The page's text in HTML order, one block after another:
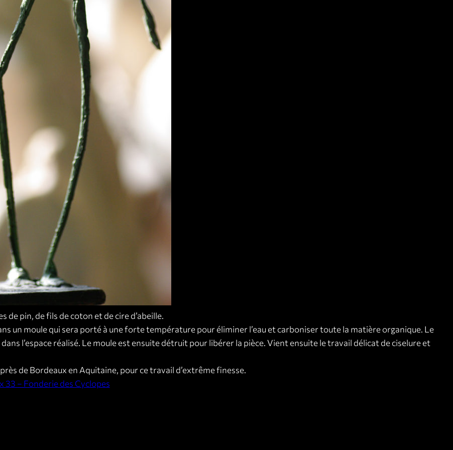
de pin, de fils de coton et de cire d’abeille.
un moule qui sera porté à une forte température pour éliminer l’eau et carboniser toute la matière organique. Le
l’espace réalisé. Le moule est ensuite détruit pour libérer la pièce. Vient ensuite le travail délicat de ciselure et
de Bordeaux en Aquitaine, pour ce travail d’extrême finesse.
33 – Fonderie des Cyclopes